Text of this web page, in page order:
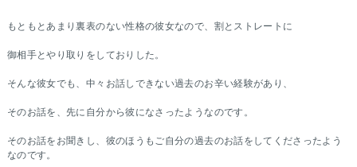
もともとあまり裏表のない性格の彼女なので、割とストレートに
御相手とやり取りをしておりした。
そんな彼女でも、中々お話しできない過去のお辛い経験があり、
そのお話を、先に自分から彼になさったようなのです。
そのお話をお聞きし、彼のほうもご自分の過去のお話をしてくださったよう
なのです。